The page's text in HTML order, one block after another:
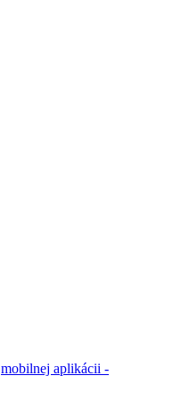
mobilnej aplikácii -